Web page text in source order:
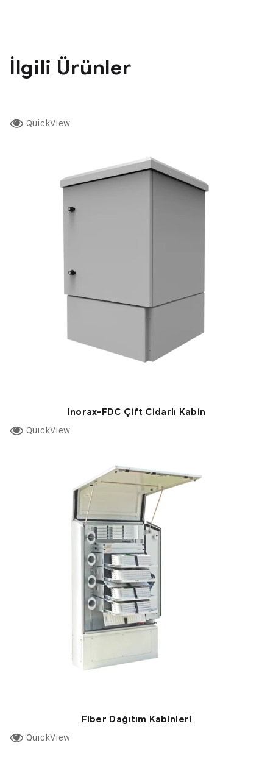
İlgili Ürünler
QuickView
Inorax-FDC Çift Cidarlı Kabin
QuickView
Fiber Dağıtım Kabinleri
QuickView